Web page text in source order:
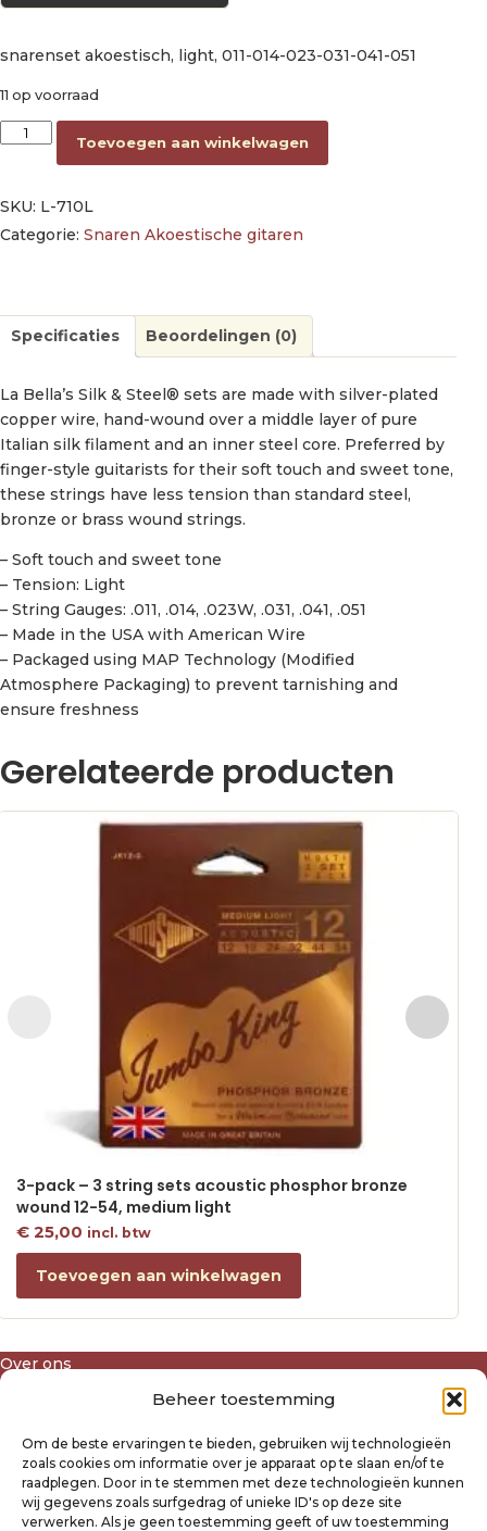
Beheer toestemming
Om de beste ervaringen te bieden, gebruiken wij technologieën
zoals cookies om informatie over je apparaat op te slaan en/of te
raadplegen. Door in te stemmen met deze technologieën kunnen
wij gegevens zoals surfgedrag of unieke ID's op deze site
verwerken. Als je geen toestemming geeft of uw toestemming
snarenset akoestisch, light, 011-014-023-031-041-051
11 op voorraad
string set acoustic, light, 011-014-023-031-041-051 aantal
Toevoegen aan winkelwagen
SKU: L-710L
Categorie: Snaren Akoestische gitaren
Specificaties Beoordelingen (0)
La Bella’s Silk & Steel® sets are made with silver-plated
copper wire, hand-wound over a middle layer of pure
Italian silk filament and an inner steel core. Preferred by
finger-style guitarists for their soft touch and sweet tone,
these strings have less tension than standard steel,
bronze or brass wound strings.
– Soft touch and sweet tone
– Tension: Light
– String Gauges: .011, .014, .023W, .031, .041, .051
– Made in the USA with American Wire
– Packaged using MAP Technology (Modified
Atmosphere Packaging) to prevent tarnishing and
ensure freshness
Gerelateerde producten
3-pack – 3 string sets acoustic phosphor bronze
wound 12-54, medium light
€25,00 incl. btw
Toevoegen aan winkelwagen
Over ons
Algemene voorwaarden
Privacyverklaring Raysland
Cookiebeleid
Mijn account